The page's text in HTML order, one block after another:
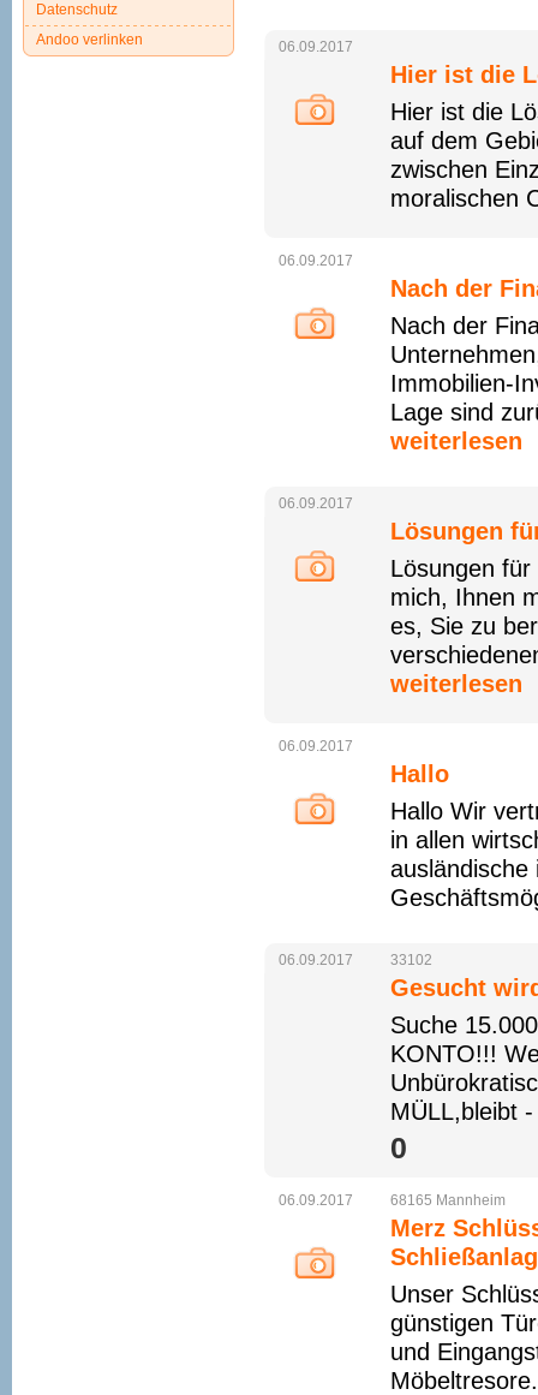
06.09.2017
Hier ist die
Hier ist die
auf dem
zwischen
moralischen
06.09.2017
Nach der
Nach der
Immobilien-
Lage sind
weiterlesen
06.09.2017
Lösungen
Lösungen
mich, Ihnen
es, Sie zu
weiterlesen
06.09.2017
Hallo
Hallo Wir
in allen
ausländische
06.09.2017 33102
Gesucht
Suche
KONTO!!!
MÜLL,bleibt
0 
06.09.2017 68165 Mannheim
Merz
Unser
günstigen
und
Datenschutz
Andoo verlinken